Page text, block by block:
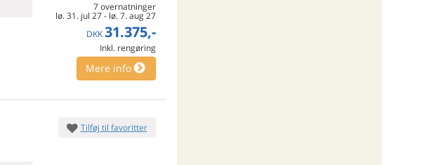
7 overnatninger
lø. 31. jul 27- lø. 7. aug 27
DKK 31.375,-
Inkl. rengøring
Mere info
Tilføj til favoritter